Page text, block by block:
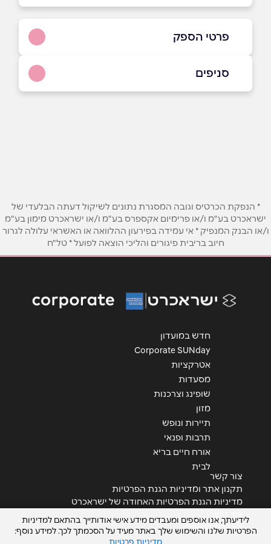
פרטי הספק
באתר בפייסבוק באינסטגרם
אימייל*
אנא חזרו אלי בקשר ל...
סניפים
* הנפקת הכרטיס וגובה המסגרת נתונים לשיקול דעתה הבלעדי של
ישראכרט בע"מ ו/או פרימיום אקספרס בע"מ ו/או ישראכרט מימון בע"מ
ו/או הבנק המנפיק * אי עמידה בפירעון ההלוואה או האשראי עלולה לגרור
חיוב בריבית פיגורים והליכי הוצאה לפועל * טל"ח
חדש במועדון
Corporate SUNday
אטרקציות
מסעדות
שופינג וצרכנות
מזון
תיירות ונופש
תרבות ופנאי
אורח חיים בריא
לבית
צור קשר
תקנון אתר ומדיניות הגנת הפרטיות
מדיניות הגנת הפרטיות האחודה של ישראכרט
הצהרת נגישות
לידיעתך, אנו אוספים ומעבדים מידע אישי אודותייך בהתאם למדיניות
הפרטיות שלנו והשימוש שלך באתר מעיד על הסכמתך לכך. למידע נוסף:
מדיניות פרטיות